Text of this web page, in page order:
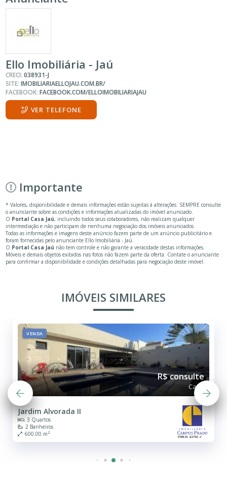
Ello Imobiliária - Jaú
CRECI:038931-J
SITE:IMOBILIARIAELLOJAU.COM.BR/
FACEBOOK:FACEBOOK.COM/ELLOIMOBILIARIAJAU
VER TELEFONE
Importante
* Valores, disponibilidade e demais informações estão sujeitas à alterações. SEMPRE consulte
o anunciante sobre as condições e informações atualizadas do imóvel anunciado.
O Portal Casa Jaú, incluindo todos seus colaboradores, não realizam qualquer
intermediação e não participam de nenhuma negociação dos imóveis anunciados.
Todas as informações e imagens deste anúncio fazem parte de um anúncio publicitário e
foram fornecidas pelo anunciante Ello Imobiliária - Jaú.
O Portal Casa Jaú não tem controle e não garante a veracidade destas informações.
Móveis e demais objetos exibidos nas fotos não fazem parte da oferta. Contate o anunciante
para confirmar a disponibilidade e condições detalhadas para negociação deste imóvel.
IMÓVEIS SIMILARES
VENDA
R$ consulte
Casa
Jardim Alvorada II
3 Quartos
2 Banheiros
600.00 m²